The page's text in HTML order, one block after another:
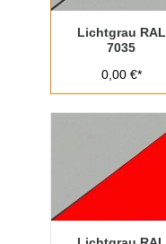
Lichtgrau RAL
7035
0,00 €*